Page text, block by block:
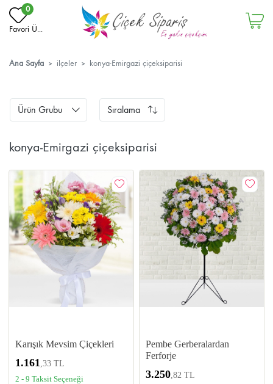
0
Favori Ü...
Ana Sayfa ilçeler konya-Emirgazi çiçeksiparisi
Ürün Grubu Sıralama
konya-Emirgazi çiçeksiparisi
Karışık Mevsim Çiçekleri
1.161 ,33 TL
2 - 9 Taksit Seçeneği
Pembe Gerberalardan
Ferforje
3.250 ,82 TL